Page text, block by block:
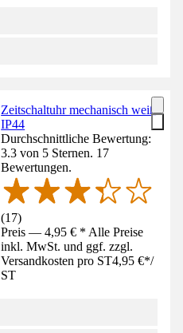
Zeitschaltuhr mechanisch weiß
IP44
Durchschnittliche Bewertung:
3.3 von 5 Sternen. 17
Bewertungen.
(17)
Preis — 4,95 € * Alle Preise
inkl. MwSt. und ggf. zzgl.
Versandkosten pro ST4,95 €*/
ST